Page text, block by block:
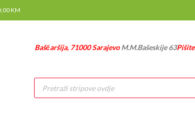
KM
Baščaršija, 71000 SarajevoM.M.Bašeskije 63
Products
search